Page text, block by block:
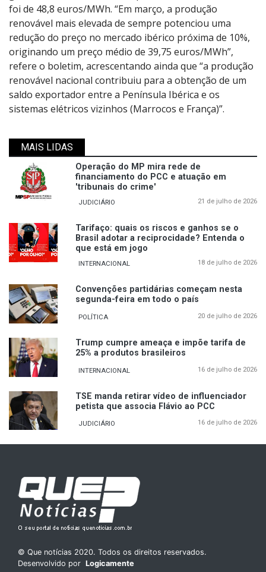
foi de 48,8 euros/MWh. “Em março, a produção
renovável mais elevada de sempre potenciou uma
redução do preço no mercado ibérico próxima de 10%,
originando um preço médio de 39,75 euros/MWh”,
refere o boletim, acrescentando ainda que “a produção
renovável nacional contribuiu para a obtenção de um
saldo exportador entre a Península Ibérica e os
sistemas elétricos vizinhos (Marrocos e França)”.
MAIS LIDAS
Operação do MP mira rede de
financiamento do PCC e atuação em
'tribunais do crime'
JUDICIÁRIO 21 de julho de 2026
Tarifaço: quais os riscos e ganhos se o
Brasil adotar a reciprocidade? Entenda o
que está em jogo
INTERNACIONAL 18 de julho de 2026
Convenções partidárias começam nesta
segunda-feira em todo o país
POLÍTICA 20 de julho de 2026
Trump cumpre ameaça e impõe tarifa de
25% a produtos brasileiros
INTERNACIONAL 16 de julho de 2026
TSE manda retirar vídeo de influenciador
petista que associa Flávio ao PCC
JUDICIÁRIO 16 de julho de 2026
© Que notícias 2020. Todos os direitos reservados.
Desenvolvido por Logicamente